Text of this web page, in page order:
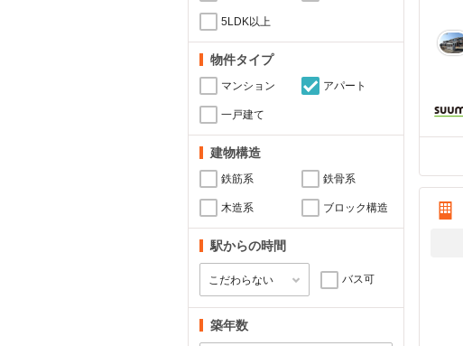
5LDK以上
物件タイプ
マンション アパート
一戸建て
建物構造
鉄筋系 鉄骨系
木造系 ブロック構造
駅からの時間
バス可
築年数